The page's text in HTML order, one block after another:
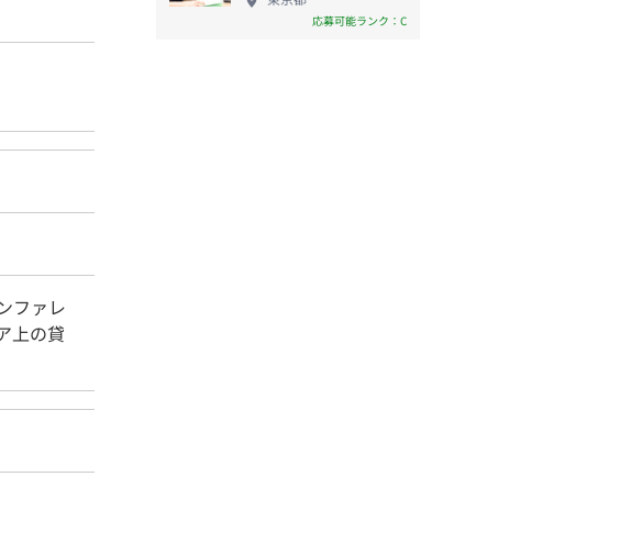
ファレ
上の貸
応募可能ランク：C